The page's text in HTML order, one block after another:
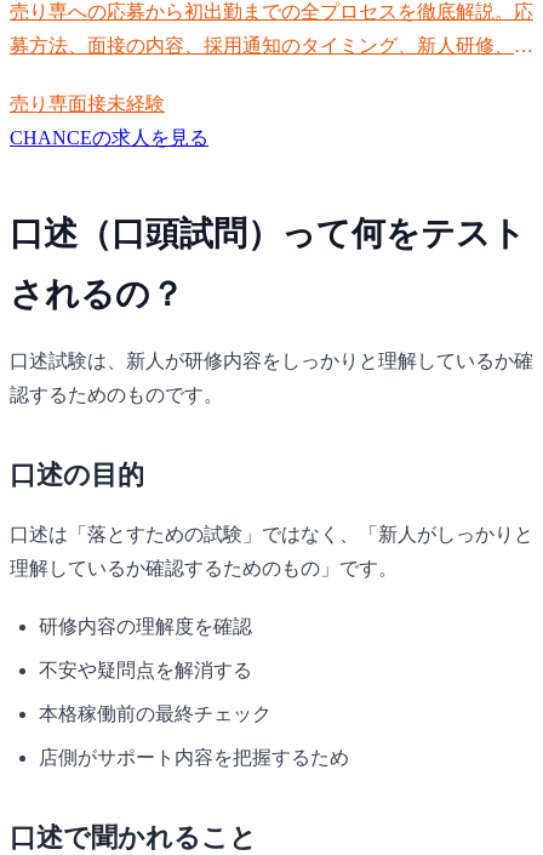
売り専への応募から初出勤までの全プロセスを徹底解説。応
募方法、面接の内容、採用通知のタイミング、新人研修、初
分かりやすく説明します。
売り専面接未経験
CHANCEの求人を見る
口述（口頭試問）って何をテスト
されるの？
口述試験は、新人が研修内容をしっかりと理解しているか確
認するためのものです。
口述の目的
口述は「落とすための試験」ではなく、「新人がしっかりと
理解しているか確認するためのもの」です。
研修内容の理解度を確認
不安や疑問点を解消する
本格稼働前の最終チェック
店側がサポート内容を把握するため
口述で聞かれること